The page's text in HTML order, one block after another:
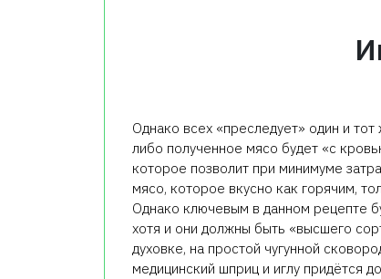
Однако всех «преследует» один и
либо полученное мясо будет «с
которое позволит при минимуме
мясо, которое вкусно как горячим,
Однако ключевым в данном рецепте
хотя и они должны быть «высшего
духовке, на простой чугунной
медицинский шприц и иглу придётся